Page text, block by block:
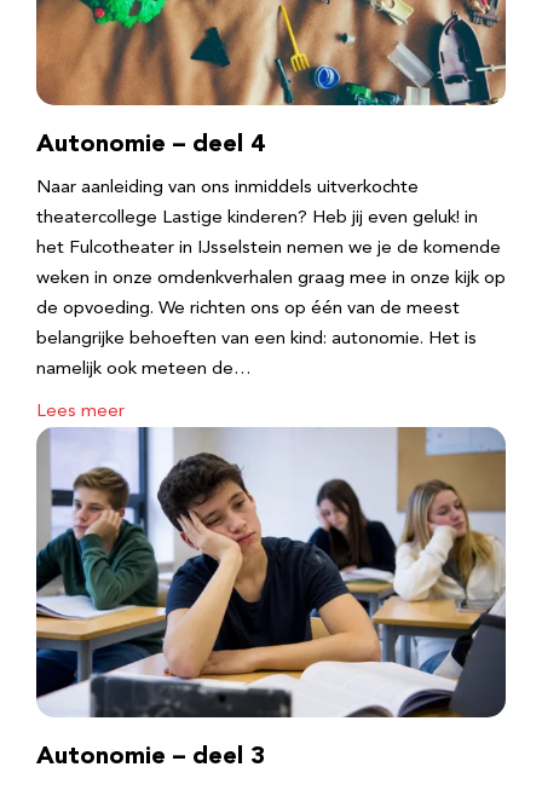
Autonomie – deel 4
Naar aanleiding van ons inmiddels uitverkochte
theatercollege Lastige kinderen? Heb jij even geluk! in
het Fulcotheater in IJsselstein nemen we je de komende
weken in onze omdenkverhalen graag mee in onze kijk op
de opvoeding. We richten ons op één van de meest
belangrijke behoeften van een kind: autonomie. Het is
namelijk ook meteen de…
Lees meer
Autonomie – deel 3